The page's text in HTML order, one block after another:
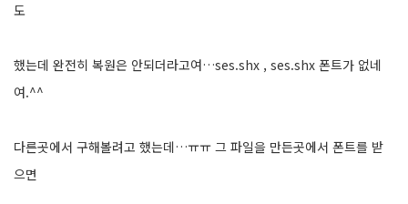
도
했는데 완전히 복원은 안되더라고여…ses.shx , ses.shx 폰트가 없네
여.^^
다른곳에서 구해볼려고 했는데…ㅠㅠ 그 파일을 만든곳에서 폰트를 받
으면